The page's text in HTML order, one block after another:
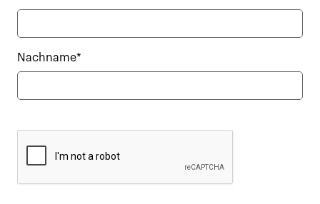
Nachname*